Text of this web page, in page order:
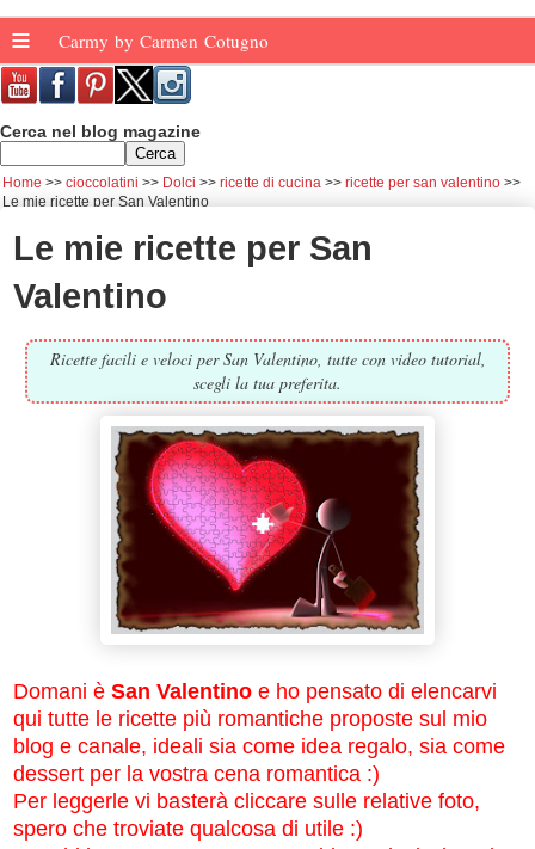
≡ Carmy by Carmen Cotugno
Cerca nel blog magazine
Home cioccolatini Dolci ricette di cucina
ricette per san valentino
Le mie ricette per San Valentino
Le mie ricette per San
Valentino
Ricette facili e veloci per San Valentino, tutte con video tutorial,
scegli la tua preferita.
Domani è San Valentino e ho pensato di elencarvi
qui tutte le ricette più romantiche proposte sul mio
blog e canale, ideali sia come idea regalo, sia come
dessert per la vostra cena romantica :)
Per leggerle vi basterà cliccare sulle relative foto,
spero che troviate qualcosa di utile :)